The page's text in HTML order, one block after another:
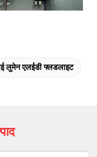
लुमेन एलईडी फ्लडलाइट